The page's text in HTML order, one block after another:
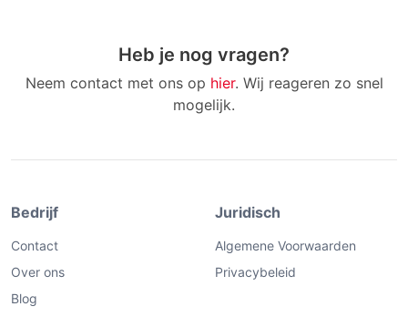
Heb je nog vragen?
Neem contact met ons op hier. Wij reageren zo snel
mogelijk.
Bedrijf
Contact
Over ons
Blog
Juridisch
Algemene Voorwaarden
Privacybeleid